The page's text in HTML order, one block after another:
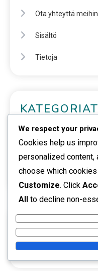
Ota yhteyttä meihin
Sisältö
Tietoja
KATEGORIAT
Passiivinen tulo
Sivutoiminta
HAKU
We respect your
Cookies help us
personalized content,
choose which
Customize. Click
All to decline non-